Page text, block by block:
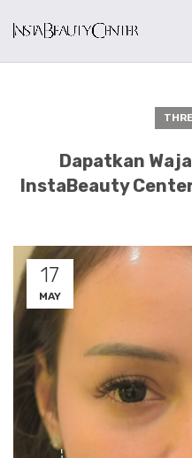
Dapatkan
InstaBeauty
17
MAY